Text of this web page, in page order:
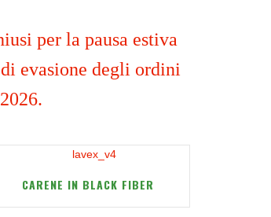
per la pausa estiva
evasione degli ordini
CARENE IN BLACK FIBER